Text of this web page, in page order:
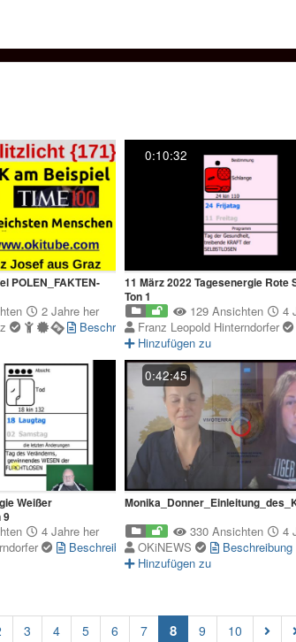
POLEN_FAKTEN-
2 Jahre her
Beschreibung
0:10:32
11 März 2022 Tagesenergie Rote
Ton 1
129 Ansichten
4
Franz Leopold Hinterndorfer
Hinzufügen zu
Weißer
9
4 Jahre her
Beschreibung
0:42:45
330 Ansichten
4
OKiNEWS
Beschreibung
Hinzufügen zu
3 4 5 6 7 8(current)
9 10